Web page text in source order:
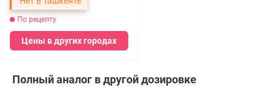
По рецепту
Цены в других городах
Полный аналог в другой дозировке